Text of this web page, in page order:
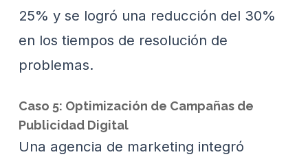
25% y se logró una reducción del 30%
en los tiempos de resolución de
problemas.
Caso 5: Optimización de Campañas de
Publicidad Digital
Una agencia de marketing integró